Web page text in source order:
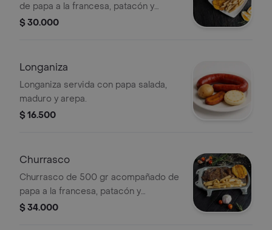
de papa a la francesa, patacón y
ensalada del día.
$ 30.000
Longaniza
Longaniza servida con papa salada,
maduro y arepa.
$ 16.500
Churrasco
Churrasco de 500 gr acompañado de
papa a la francesa, patacón y
ensalada del día.
$ 34.000